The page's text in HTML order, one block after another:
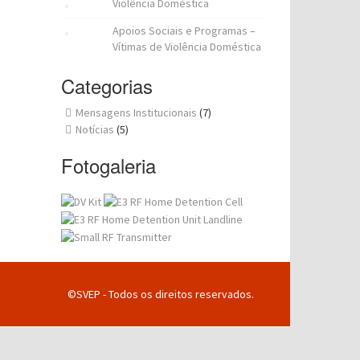
Violência Doméstica
Apoios Sociais e Programas –
Vítimas de Violência Doméstica
Categorias
Mensagens Institucionais (7)
Notícias (5)
Fotogaleria
©SVEP - Todos os direitos reservados.